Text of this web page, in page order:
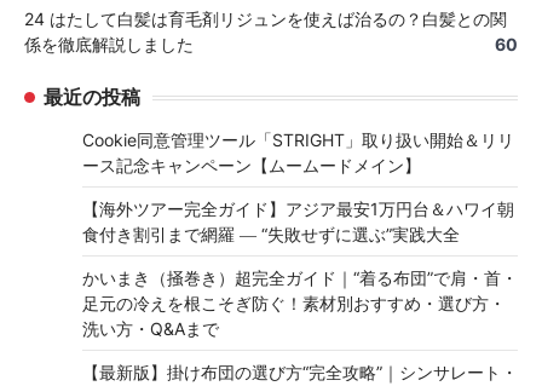
24 はたして白髪は育毛剤リジュンを使えば治るの？白髪との関
係を徹底解説しました
60
最近の投稿
Cookie同意管理ツール「STRIGHT」取り扱い開始＆リリ
ース記念キャンペーン【ムームードメイン】
【海外ツアー完全ガイド】アジア最安1万円台＆ハワイ朝
食付き割引まで網羅 ― “失敗せずに選ぶ”実践大全
かいまき（掻巻き）超完全ガイド｜“着る布団”で肩・首・
足元の冷えを根こそぎ防ぐ！素材別おすすめ・選び方・
洗い方・Q&Aまで
【最新版】掛け布団の選び方“完全攻略”｜シンサレート・